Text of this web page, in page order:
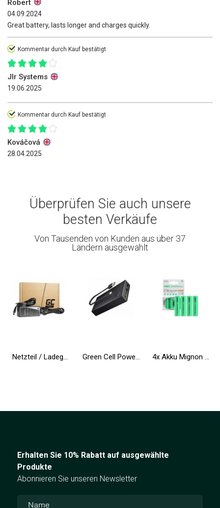
Robert
04.09.2024
Great battery, lasts longer and charges quickly.
Kommentar durch Kauf bestätigt
Jlr Systems
19.06.2025
Kommentar durch Kauf bestätigt
Kováčová
28.04.2025
Überprüfen Sie auch unsere
besten Verkäufe
Von Tausenden von Kunden aus über 37
Ländern ausgewählt
Netzteil / Ladegerät Green Cell PRO 19.5V 4.62A 90W für Dell Inspiron 15R N5010 N5110 Latitude E6410 E6420 E6430 E6510 E6520 Green Cell Powerbank 20000mAh 18W PD USB C Externer Handyakkus GC PowerPlay20 mit Schnellladung für iPhone 15 14 13 12, Samsung 4x Akku Mignon AA R6 2600mAh Ni-MH Wiederaufladbare Batterie Green Cell
Erhalten Sie 10% Rabatt auf ausgewählte
Produkte
Abonnieren Sie unseren Newsletter